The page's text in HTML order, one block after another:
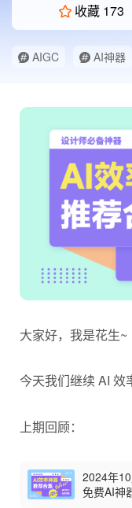
收藏 173
AIGC AI神器
大家好，我是花生~
今天我们继续 AI 效
上期回顾：
2024年
免费AI神